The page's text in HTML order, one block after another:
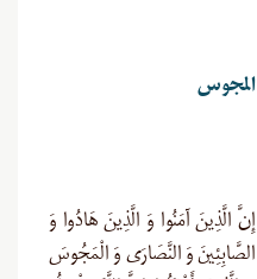
المجوس
إِنَّ الَّذِينَ آمَنُوا وَ الَّذِينَ هَادُوا وَ
الصَّابِئِينَ وَ النَّصَارَى وَ الْمَجُوسَ